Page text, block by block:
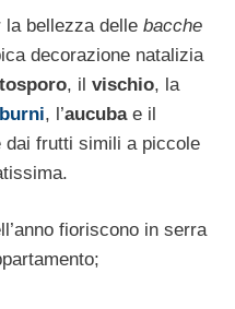
la bellezza delle bacche
deco­razione natalizia
, il vischio, la
, l’aucubae il
dai frutti simili a piccole
fiorisco­no in serra